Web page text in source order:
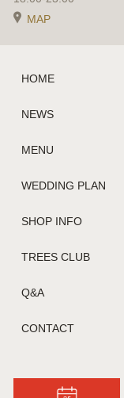
MAP
HOME
NEWS
MENU
WEDDING PLAN
SHOP INFO
TREES CLUB
Q&A
CONTACT